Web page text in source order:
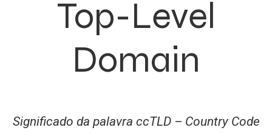
Top-Level
Domain
Significado da palavra ccTLD – Country Code